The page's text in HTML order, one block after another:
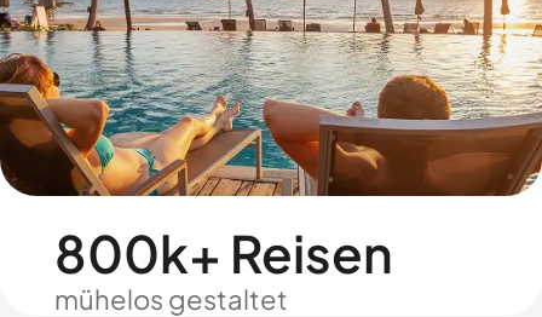
800k+ Reisen
mühelos gestaltet